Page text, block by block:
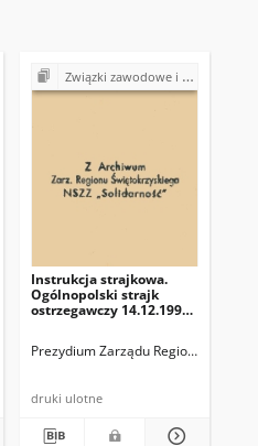
NSZZ "Solidarność"
Związki zawodowe i akcje protestacyjne w Polsce (1989-1995)
Instrukcja strajkowa.
Ogólnopolski strajk
ostrzegawczy 14.12.1992
Prezydium Zarządu Regionu
druki ulotne